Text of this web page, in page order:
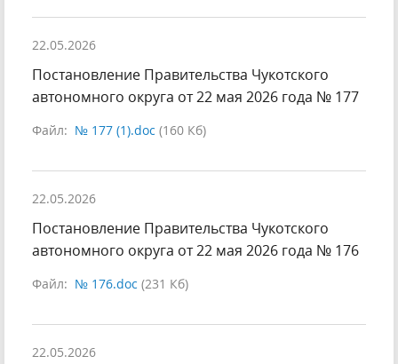
22.05.2026
Постановление Правительства Чукотского
автономного округа от 22 мая 2026 года № 177
Файл: № 177 (1).doc (160 Кб)
22.05.2026
Постановление Правительства Чукотского
автономного округа от 22 мая 2026 года № 176
Файл: № 176.doc (231 Кб)
22.05.2026